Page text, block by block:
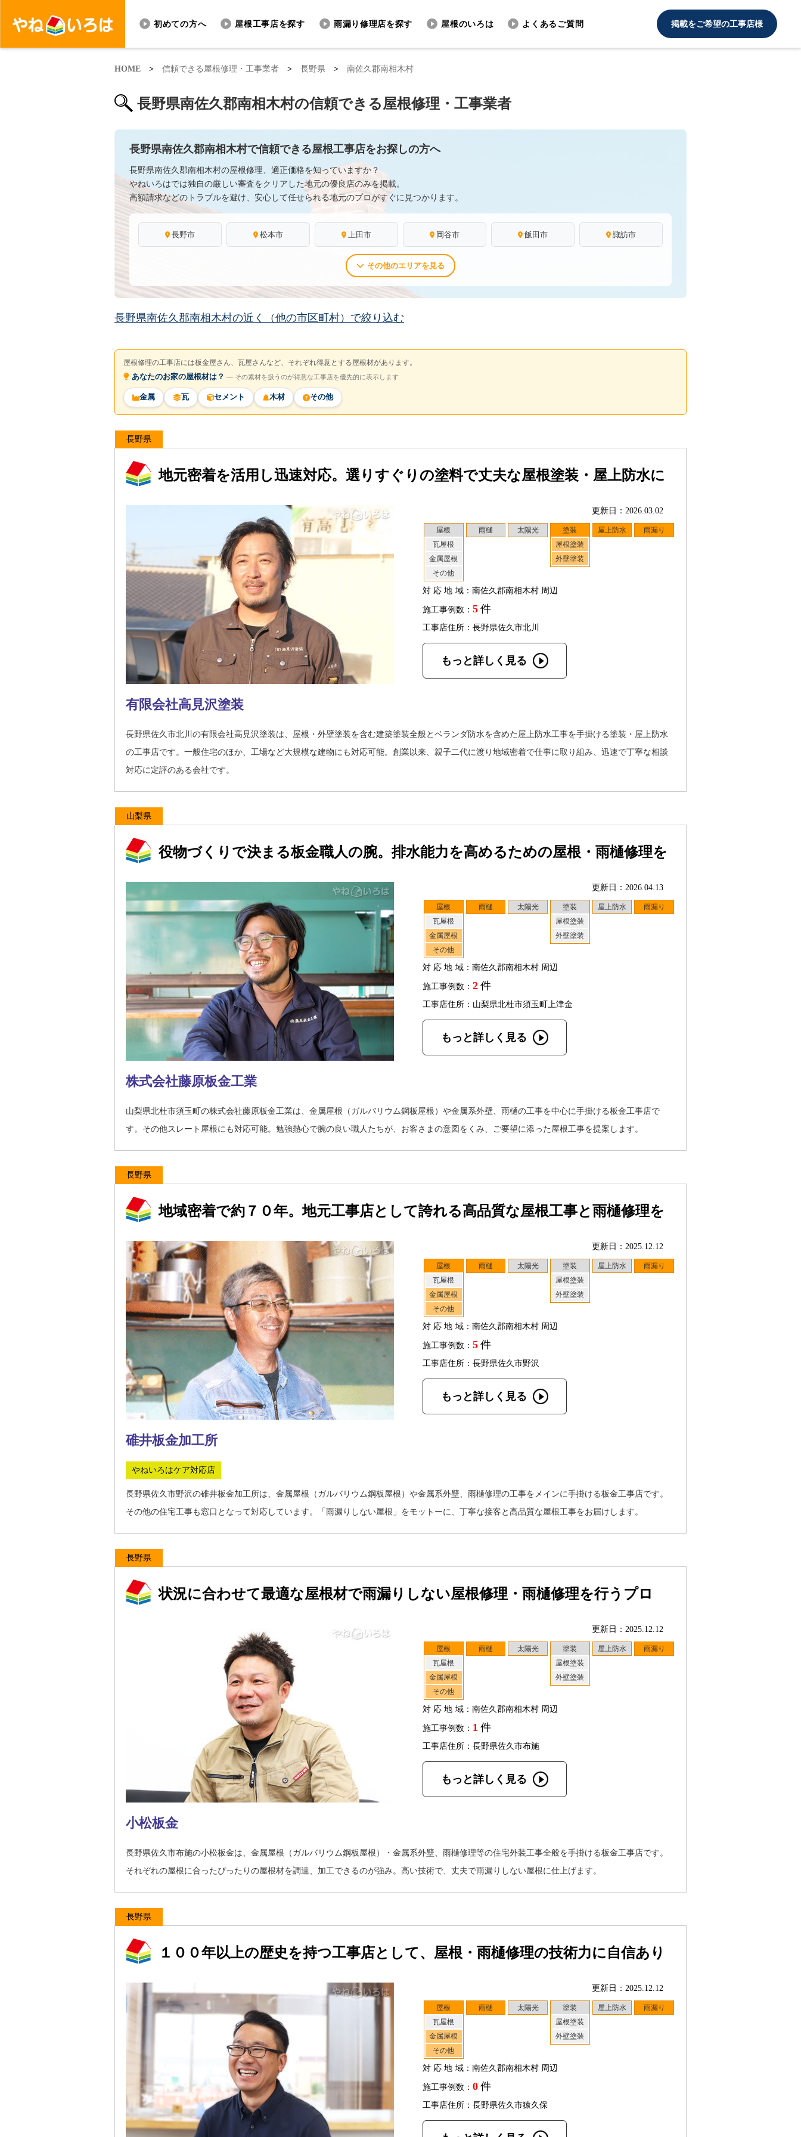
初めての方へ 屋根工事店を探す 雨漏り修理店を探す 屋根のいろは よくあるご質問 掲載をご希望の工事店様
HOME > 信頼できる屋根修理・工事業者 > 長野県 > 南佐久郡南相木村
長野県南佐久郡南相木村の信頼できる屋根修理・工事業者
長野県南佐久郡南相木村で信頼できる屋根工事店をお探しの方へ
長野県南佐久郡南相木村の屋根修理、適正価格を知っていますか？
やねいろはでは独自の厳しい審査をクリアした地元の優良店のみを掲載。
高額請求などのトラブルを避け、安心して任せられる地元のプロがすぐに見つかります。
長野市 松本市 上田市 岡谷市 飯田市 諏訪市
その他のエリアを見る
長野県南佐久郡南相木村の近く（他の市区町村）で絞り込む
屋根修理の工事店には板金屋さん、瓦屋さんなど、それぞれ得意とする屋根材があります。
あなたのお家の屋根材は？ ― その素材を扱うのが得意な工事店を優先的に表示します
金属 瓦 セメント 木材 その他
長野県
地元密着を活用し迅速対応。選りすぐりの塗料で丈夫な屋根塗装・屋上防水に
更新日：2026.03.02
屋根
瓦屋根
金属屋根
その他
雨樋 太陽光
塗装
屋根塗装
外壁塗装
屋上防水 雨漏り
対応地域：南佐久郡南相木村 周辺
施工事例数： 5 件
工事店住所：長野県佐久市北川
もっと詳しく見る
有限会社高見沢塗装
長野県佐久市北川の有限会社高見沢塗装は、屋根・外壁塗装を含む建築塗装全般とベランダ防水を含めた屋上防水工事を手掛ける塗装・屋上防水
の工事店です。一般住宅のほか、工場など大規模な建物にも対応可能。創業以来、親子二代に渡り地域密着で仕事に取り組み、迅速で丁寧な相談
対応に定評のある会社です。
山梨県
役物づくりで決まる板金職人の腕。排水能力を高めるための屋根・雨樋修理を
更新日：2026.04.13
屋根
瓦屋根
金属屋根
その他
雨樋 太陽光
塗装
屋根塗装
外壁塗装
屋上防水 雨漏り
対応地域：南佐久郡南相木村 周辺
施工事例数： 2 件
工事店住所：山梨県北杜市須玉町上津金
もっと詳しく見る
株式会社藤原板金工業
山梨県北杜市須玉町の株式会社藤原板金工業は、金属屋根（ガルバリウム鋼板屋根）や金属系外壁、雨樋の工事を中心に手掛ける板金工事店で
す。その他スレート屋根にも対応可能。勉強熱心で腕の良い職人たちが、お客さまの意図をくみ、ご要望に添った屋根工事を提案します。
長野県
地域密着で約７０年。地元工事店として誇れる高品質な屋根工事と雨樋修理を
更新日：2025.12.12
屋根
瓦屋根
金属屋根
その他
雨樋 太陽光
塗装
屋根塗装
外壁塗装
屋上防水 雨漏り
対応地域：南佐久郡南相木村 周辺
施工事例数： 5 件
工事店住所：長野県佐久市野沢
もっと詳しく見る
碓井板金加工所
やねいろはケア対応店
長野県佐久市野沢の碓井板金加工所は、金属屋根（ガルバリウム鋼板屋根）や金属系外壁、雨樋修理の工事をメインに手掛ける板金工事店です。
その他の住宅工事も窓口となって対応しています。「雨漏りしない屋根」をモットーに、丁寧な接客と高品質な屋根工事をお届けします。
長野県
状況に合わせて最適な屋根材で雨漏りしない屋根修理・雨樋修理を行うプロ
更新日：2025.12.12
屋根
瓦屋根
金属屋根
その他
雨樋 太陽光
塗装
屋根塗装
外壁塗装
屋上防水 雨漏り
対応地域：南佐久郡南相木村 周辺
施工事例数： 1 件
工事店住所：長野県佐久市布施
もっと詳しく見る
小松板金
長野県佐久市布施の小松板金は、金属屋根（ガルバリウム鋼板屋根）・金属系外壁、雨樋修理等の住宅外装工事全般を手掛ける板金工事店です。
それぞれの屋根に合ったぴったりの屋根材を調達、加工できるのが強み。高い技術で、丈夫で雨漏りしない屋根に仕上げます。
長野県
１００年以上の歴史を持つ工事店として、屋根・雨樋修理の技術力に自信あり
更新日：2025.12.12
屋根
瓦屋根
金属屋根
その他
雨樋 太陽光
塗装
屋根塗装
外壁塗装
屋上防水 雨漏り
対応地域：南佐久郡南相木村 周辺
施工事例数： 0 件
工事店住所：長野県佐久市猿久保